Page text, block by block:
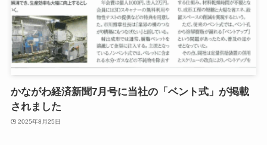
かながわ経済新聞7月号に当社の「ベント式」が掲載
されました
2025年8月25日